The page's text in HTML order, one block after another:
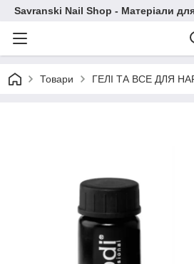
Savranski Nail Shop - Матеріали для
Товари ГЕЛІ ТА ВСЕ ДЛЯ